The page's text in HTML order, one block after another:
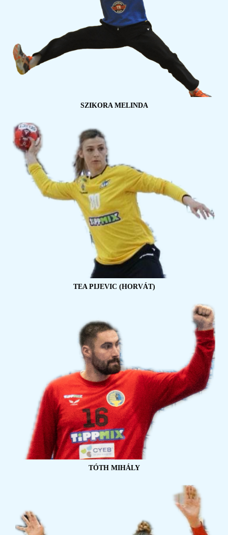
SZIKORA MELINDA
TEA PIJEVIC (HORVÁT)
TÓTH MIHÁLY